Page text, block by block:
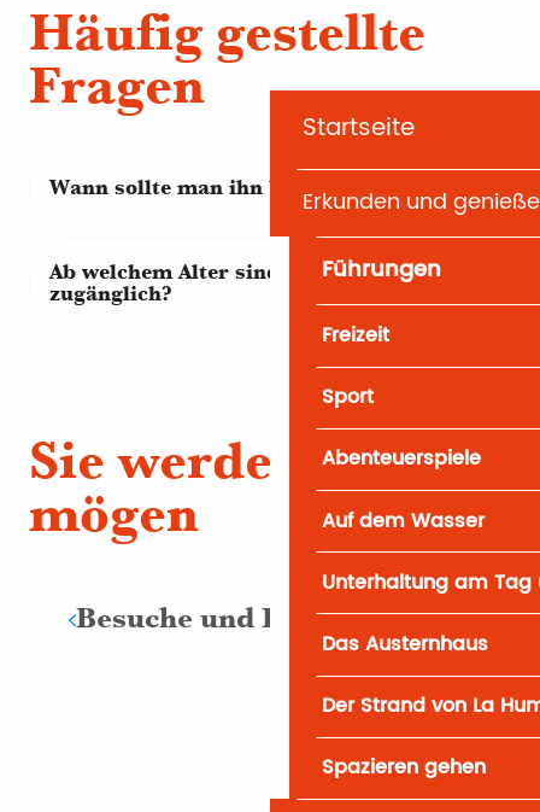
Startseite
Erkunden und
Führungen
Freizeit
Sport
Abenteuerspiele
Auf dem Wasser
Unterhaltung am
Das Austernhaus
Der Strand von La
Spazieren gehen
Häufig gestellte
Fragen
Wann sollte man ihn besuchen?
Ab welchem Alter sind die Parks
zugänglich?
Sie werden auch
mögen
Besuche und Entdeckungen